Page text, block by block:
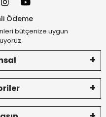
Ödeme
bütçenize uygun